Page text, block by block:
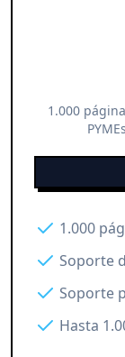
1.000
1.000
Soporte
Soporte
Hasta